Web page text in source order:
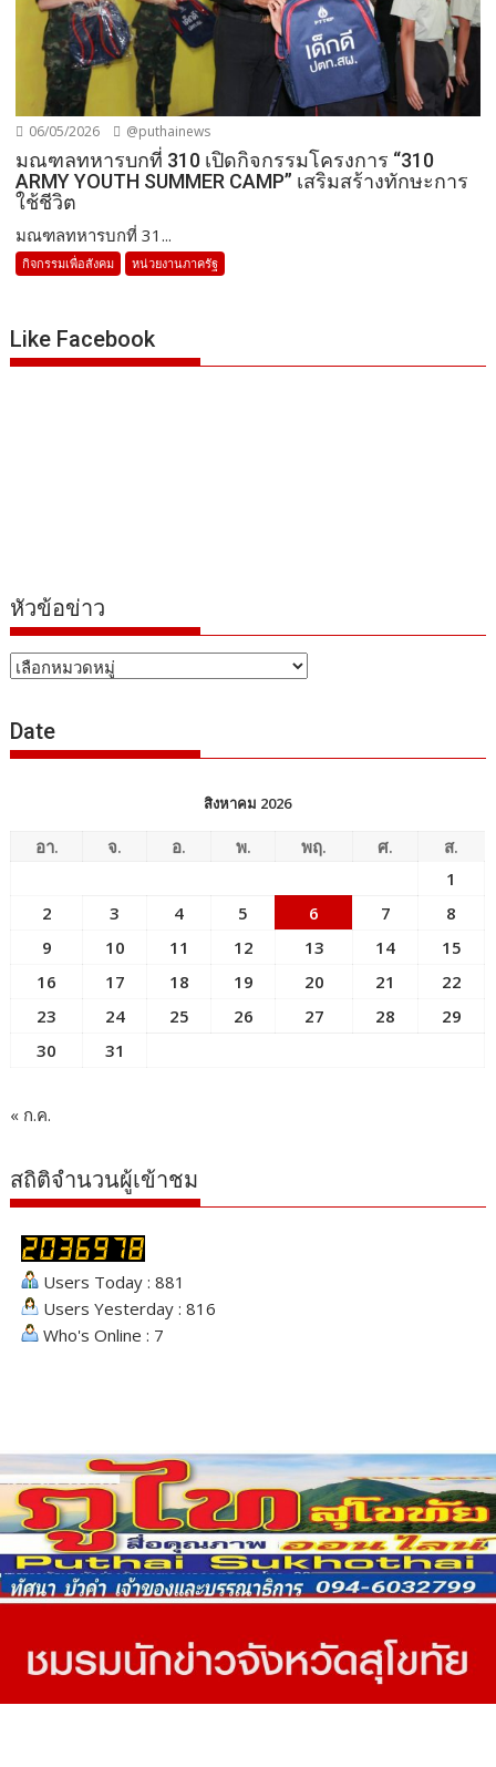
06/05/2026 @puthainews
มณฑลทหารบกที่ 310 เปิดกิจกรรมโครงการ “310
ARMY YOUTH SUMMER CAMP” เสริมสร้างทักษะการ
ใช้ชีวิต
มณฑลทหารบกที่ 31...
กิจกรรมเพื่อสังคม หน่วยงานภาครัฐ
Like Facebook
หัวข้อข่าว
หัวข้อ
Date
สิงหาคม 2026
อา. จ. อ. พ. พฤ. ศ.
ส.
1
2
3 4 5 6 7
8
9
10 11 12 13 14
15
16
17 18 19 20 21
22
23
24 25 26 27 28
29
30
31
« ก.ค.
สถิติจำนวนผู้เข้าชม
Users Today : 881
Users Yesterday : 816
Who's Online : 7